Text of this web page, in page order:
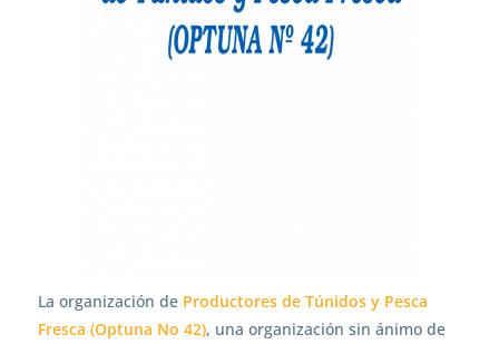
La organización de Productores de Túnidos y Pesca
Fresca (Optuna No 42), una organización sin ánimo de